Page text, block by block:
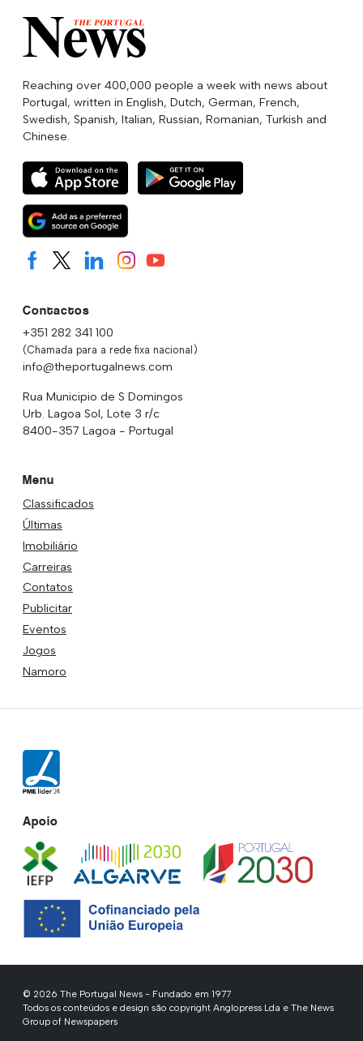
Reaching over 400,000 people a week with news about
Portugal, written in English, Dutch, German, French,
Swedish, Spanish, Italian, Russian, Romanian, Turkish and
Chinese.
Contactos
+351 282 341 100
(Chamada para a rede fixa nacional)
info@theportugalnews.com
Rua Municipio de S Domingos
Urb. Lagoa Sol, Lote 3 r/c
8400-357 Lagoa - Portugal
Menu
Classificados
Últimas
Imobiliário
Carreiras
Contatos
Publicitar
Eventos
Jogos
Namoro
Apoio
© 2026 The Portugal News - Fundado em 1977
Todos os conteúdos e design são copyright Anglopress Lda e The News
Group of Newspapers